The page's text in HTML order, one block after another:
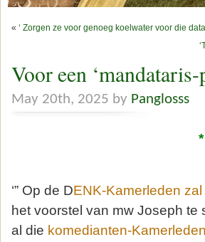
« ‘ Zorgen ze voor genoeg koelwater voor die
Voor een
May 20th, 2025 by Panglosss
‘” Op de DENK-Kamerleden
het voorstel van mw Joseph te
al die komedianten-